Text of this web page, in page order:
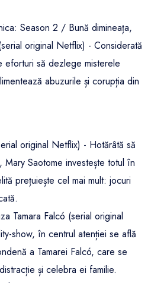
Season 2 / Bună dimineața,
original Netflix) - Considerată
eforturi să dezlege misterele
abuzurile și corupția din
original Netflix) - Hotărâtă să
Saotome investește totul în
prețuiește cel mai mult: jocuri
Tamara Falcó (serial original
show, în centrul atenției se află
a Tamarei Falcó, care se
și celebra ei familie.